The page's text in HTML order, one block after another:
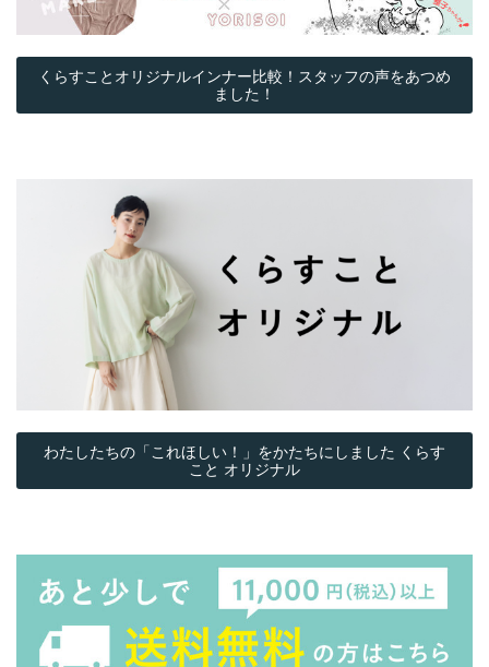
くらすことオリジナルインナー比較！スタッフの声をあつめ
ました！
わたしたちの「これほしい！」をかたちにしました くらす
こと オリジナル